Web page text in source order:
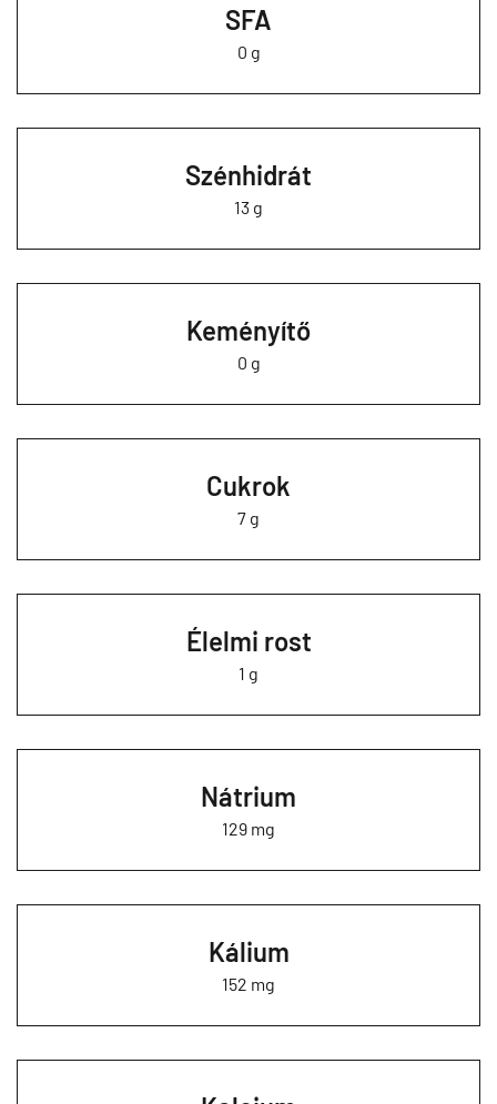
SFA
0 g
Szénhidrát
13 g
Keményítő
0 g
Cukrok
7 g
Élelmi rost
1 g
Nátrium
129 mg
Kálium
152 mg